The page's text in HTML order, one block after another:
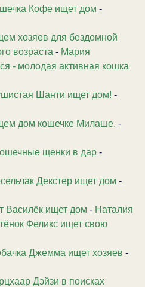
Кофе ищет дом -
хозяев для бездомной
возраста - Мария
- молодая активная кошка
Шанти ищет дом! -
дом кошечке Милаше. -
щенки в дар -
Декстер ищет дом -
Василёк ищет дом - Наталия
Феликс ищет свою
Джемма ищет хозяев -
Дэйзи в поисках